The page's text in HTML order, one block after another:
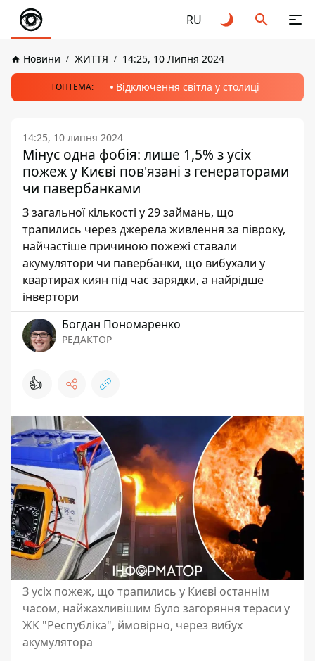
RU
Новини ЖИТТЯ 14:25, 10 Липня 2024
ТОПТЕМА: Відключення світла у столиці
14:25, 10 липня 2024
Мінус одна фобія: лише 1,5% з усіх
пожеж у Києві пов'язані з генераторами
чи павербанками
З загальної кількості у 29 займань, що
трапились через джерела живлення за півроку,
найчастіше причиною пожежі ставали
акумулятори чи павербанки, що вибухали у
квартирах киян під час зарядки, а найрідше
інвертори
Богдан Пономаренко
РЕДАКТОР
👍
З усіх пожеж, що трапились у Києві останнім
часом, найжахливішим було загоряння тераси у
ЖК "Республіка", ймовірно, через вибух
акумулятора